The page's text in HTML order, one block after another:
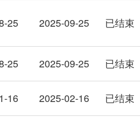
25 2025-09-25 已结束
25 2025-09-25 已结束
16 2025-02-16 已结束